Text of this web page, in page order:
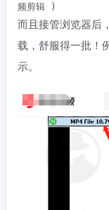
频剪辑 )
而且接管浏览器后
载，舒服得一批！
示。